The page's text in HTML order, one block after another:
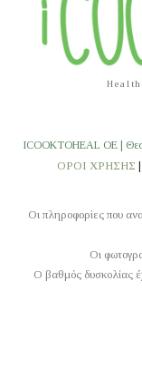
ICOOKTOHEAL OE |
ΟΡΟΙ ΧΡΗΣΗΣ |
Οι πληροφορίες που
Οι
O βαθμός δυσκολίας